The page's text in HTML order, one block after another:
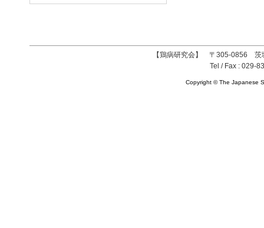
【鶏病研究会】 〒305-0856 茨
Tel / Fax : 029-
Copyright © The Japanese